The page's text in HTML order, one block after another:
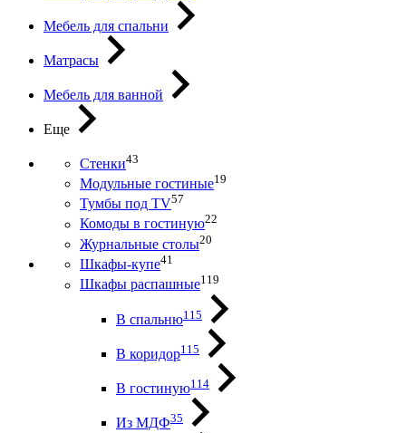
Мебель для спальни
Матрасы
Мебель для ванной
Еще
Стенки43
Модульные гостиные19
Тумбы под ТV57
Комоды в гостиную22
Журнальные столы20
Шкафы-купе41
Шкафы распашные119
В спальню115
В коридор115
В гостиную114
Из МДФ35